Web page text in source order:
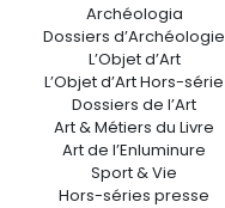
Archéologia
Dossiers d’Archéologie
L’Objet d’Art
L’Objet d’Art Hors-série
Dossiers de l’Art
Art & Métiers du Livre
Art de l’Enluminure
Sport & Vie
Hors-séries presse